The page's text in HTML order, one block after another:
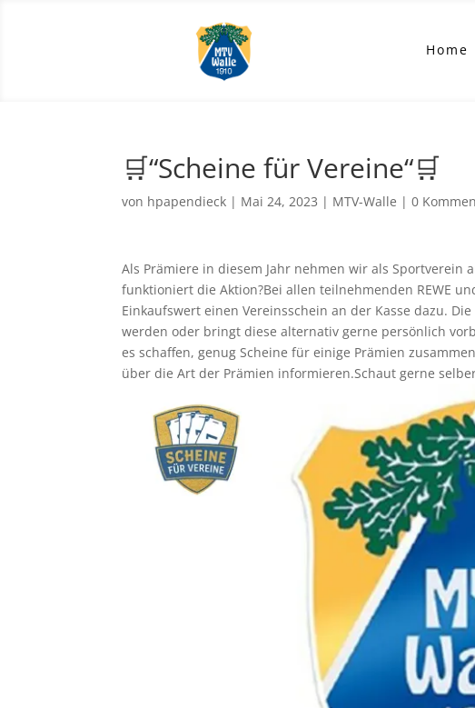
Home
🛒“Scheine für Vereine“🛒
von hpapendieck | Mai 24, 2023 | MTV-Walle |0
Als Prämiere in diesem Jahr nehmen wir als Sportverein
funktioniert die Aktion?Bei allen teilnehmenden REWE
Einkaufswert einen Vereinsschein an der Kasse dazu.
werden oder bringt diese alternativ gerne persönlich
es schaffen, genug Scheine für einige Prämien
über die Art der Prämien informieren.Schaut gerne